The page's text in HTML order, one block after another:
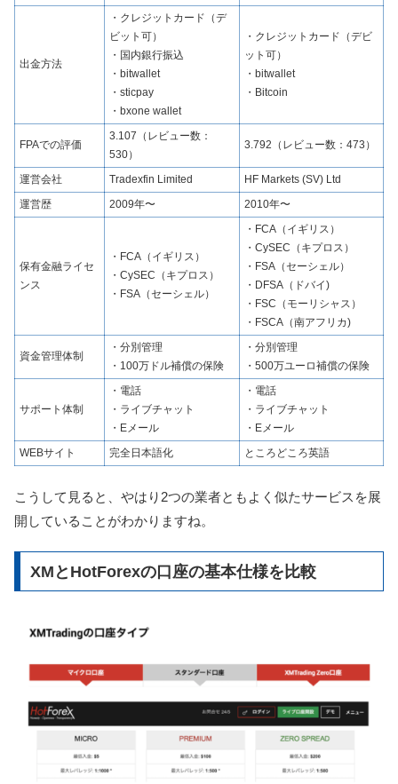
出金方法
・クレジットカード（デ
ビット可）
・国内銀行振込
・bitwallet
・sticpay
・bxone wallet
・クレジットカード（デビ
ット可）
・bitwallet
・Bitcoin
FPAでの評価
3.107（レビュー数：
530）
3.792（レビュー数：473）
運営会社 Tradexfin Limited
HF Markets (SV) Ltd
運営歴
2009年〜 2010年〜
保有金融ライセ
ンス
・FCA（イギリス）
・CySEC（キプロス）
・FSA（セーシェル）
・FCA（イギリス）
・CySEC（キプロス）
・FSA（セーシェル）
・DFSA（ドバイ)
・FSC（モーリシャス）
・FSCA（南アフリカ)
資金管理体制
・分別管理
・100万ドル補償の保険
・分別管理
・500万ユーロ補償の保険
サポート体制
・電話
・ライブチャット
・Eメール
・電話
・ライブチャット
・Eメール
WEBサイト
完全日本語化 ところどころ英語
こうして見ると、やはり2つの業者ともよく似たサービスを展
開していることがわかりますね。
XMとHotForexの口座の基本仕様を比較